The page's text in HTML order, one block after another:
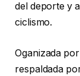
del deporte y
ciclismo.
Oganizada
respaldada